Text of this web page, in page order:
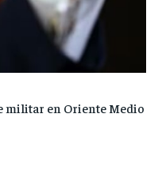
militar en Oriente Medio